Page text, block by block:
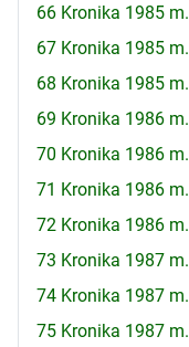
66 Kronika 1985 m.
67 Kronika 1985 m.
68 Kronika 1985 m.
69 Kronika 1986 m.
70 Kronika 1986 m.
71 Kronika 1986 m.
72 Kronika 1986 m.
73 Kronika 1987 m.
74 Kronika 1987 m.
75 Kronika 1987 m.